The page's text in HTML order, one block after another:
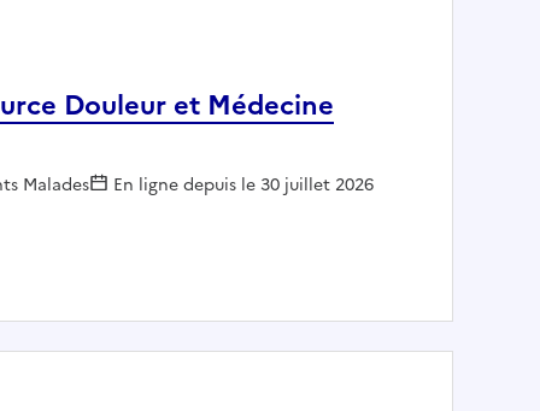
Douleur et Médecine
Malades En ligne depuis le 30 juillet 2026
Douleur et Médecine Palliative F/H